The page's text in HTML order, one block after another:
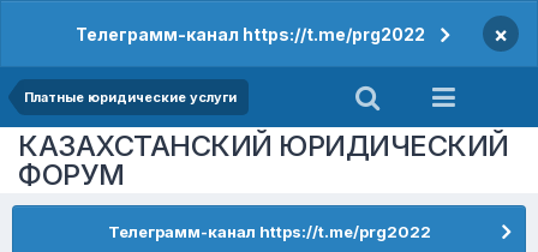
Телеграмм-канал https://t.me/prg2022 ×
Платные юридические услуги
КАЗАХСТАНСКИЙ ЮРИДИЧЕСКИЙ
ФОРУМ
Телеграмм-канал https://t.me/prg2022